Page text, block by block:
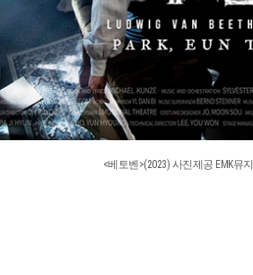
<베토벤>(2023) 사진제공 EMK뮤